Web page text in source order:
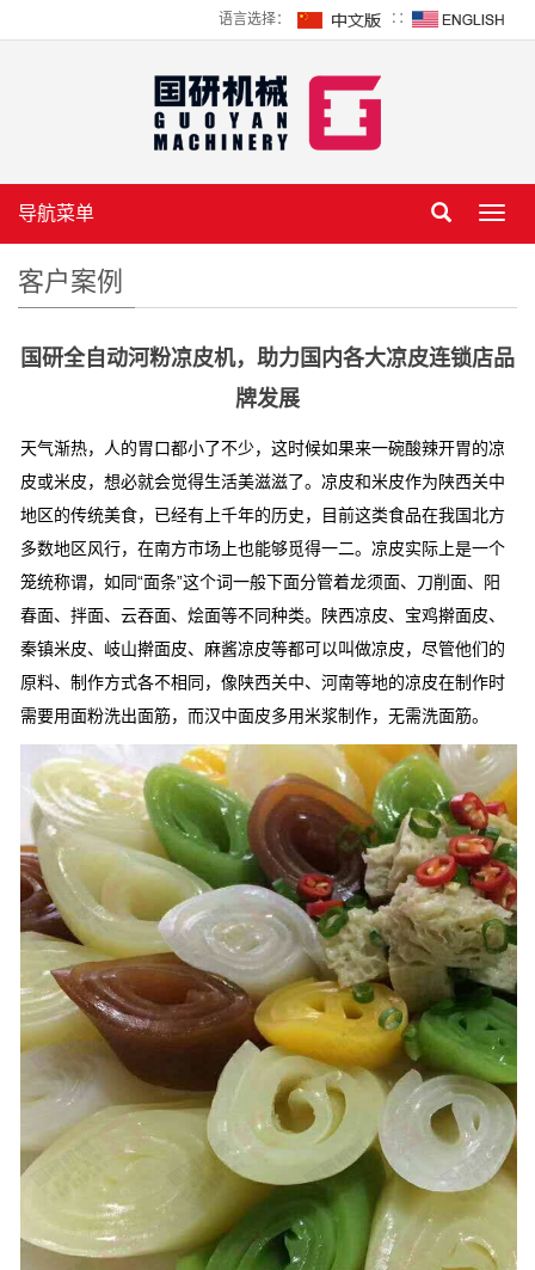
语言选择： ∷
导航菜单
客户案例
国研全自动河粉凉皮机，助力国内各大凉皮连锁店品
牌发展
天气渐热，人的胃口都小了不少，这时候如果来一碗酸辣开胃的凉
皮或米皮，想必就会觉得生活美滋滋了。凉皮和米皮作为陕西关中
地区的传统美食，已经有上千年的历史，目前这类食品在我国北方
多数地区风行，在南方市场上也能够觅得一二。凉皮实际上是一个
笼统称谓，如同“面条”这个词一般下面分管着龙须面、刀削面、阳
春面、拌面、云吞面、烩面等不同种类。陕西凉皮、宝鸡擀面皮、
秦镇米皮、岐山擀面皮、麻酱凉皮等都可以叫做凉皮，尽管他们的
原料、制作方式各不相同，像陕西关中、河南等地的凉皮在制作时
需要用面粉洗出面筋，而汉中面皮多用米浆制作，无需洗面筋。